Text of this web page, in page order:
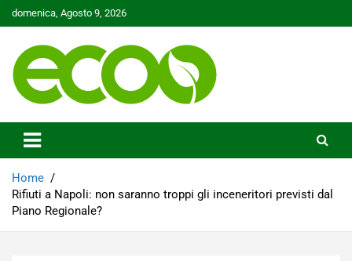
Skip
to
domenica, Agosto 9, 2026
Ecoo.it
Home
Rifiuti a Napoli: non saranno troppi gli inceneritori previsti dal
Piano Regionale?